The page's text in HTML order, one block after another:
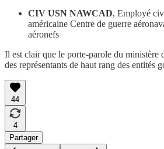
CIV USN NAWCAD, Employé
américaine Centre de guerre
aéronefs
Il est clair que le porte-parole du ministère
des représentants de haut rang des entités
44
4
Partager